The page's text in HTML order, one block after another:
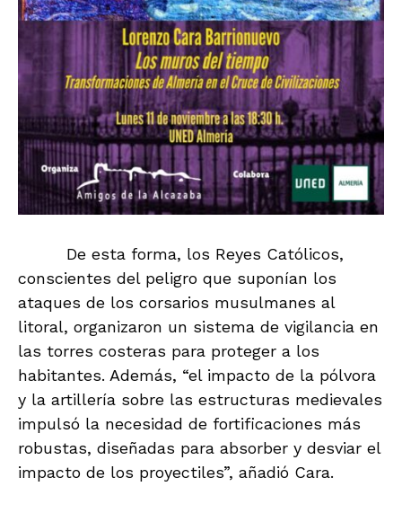
De esta forma, los Reyes Católicos,
conscientes del peligro que suponían los
ataques de los corsarios musulmanes al
litoral, organizaron un sistema de vigilancia en
las torres costeras para proteger a los
habitantes. Además, “el impacto de la pólvora
y la artillería sobre las estructuras medievales
impulsó la necesidad de fortificaciones más
robustas, diseñadas para absorber y desviar el
impacto de los proyectiles”, añadió Cara.